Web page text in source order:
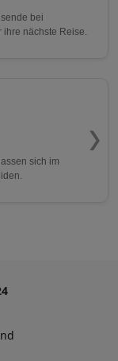
bei
nächste Reise.
sich im